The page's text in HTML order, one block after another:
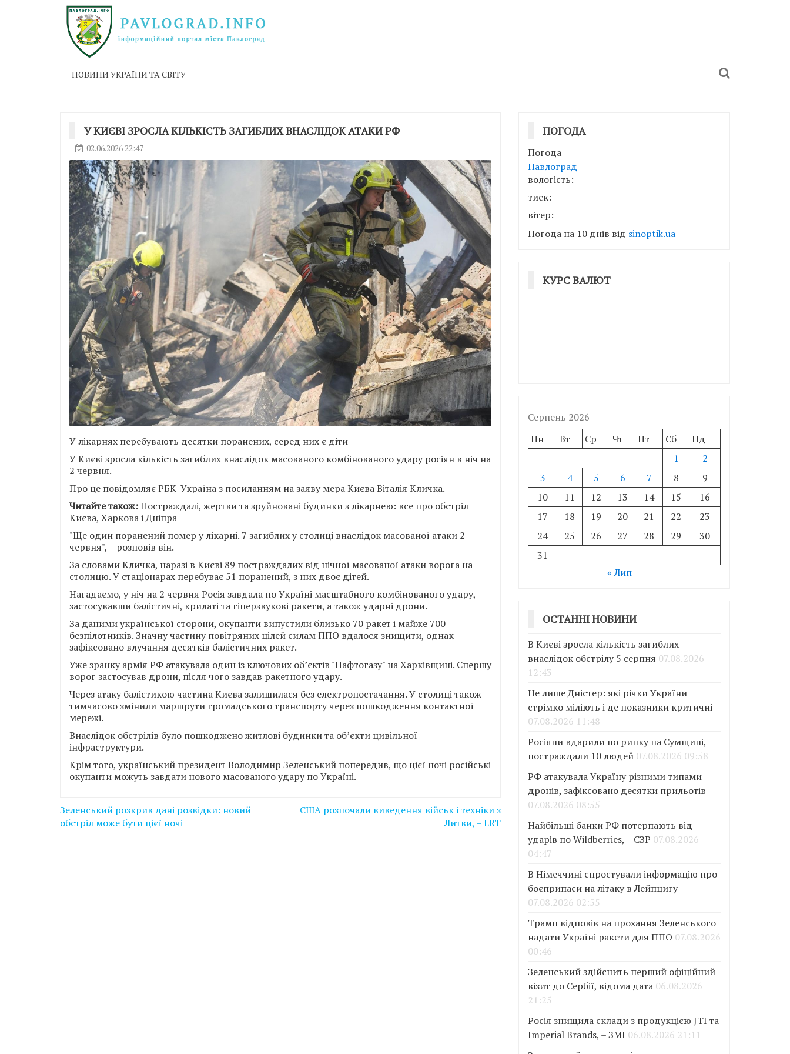
НОВИНИ УКРАЇНИ ТА СВІТУ
У КИЄВІ ЗРОСЛА КІЛЬКІСТЬ ЗАГИБЛИХ ВНАСЛІДОК АТАКИ РФ
02.06.2026 22:47
У лікарнях перебувають десятки поранених, серед них є діти
У Києві зросла кількість загиблих внаслідок масованого комбінованого удару росіян в ніч на
2 червня.
Про це повідомляє РБК-Україна з посиланням на заяву мера Києва Віталія Кличка.
Читайте також:Постраждалі, жертви та зруйновані будинки з лікарнею: все про обстріл
Києва, Харкова і Дніпра
"Ще один поранений помер у лікарні. 7 загиблих у столиці внаслідок масованої атаки 2
червня", – розповів він.
За словами Кличка, наразі в Києві 89 постраждалих від нічної масованої атаки ворога на
столицю. У стаціонарах перебуває 51 поранений, з них двоє дітей.
Нагадаємо, у ніч на 2 червня Росія завдала по Україні масштабного комбінованого удару,
застосувавши балістичні, крилаті та гіперзвукові ракети, а також ударні дрони.
За даними української сторони, окупанти випустили близько 70 ракет і майже 700
безпілотників. Значну частину повітряних цілей силам ППО вдалося знищити, однак
зафіксовано влучання десятків балістичних ракет.
Уже зранку армія РФ атакувала один із ключових об’єктів "Нафтогазу" на Харківщині. Спершу
ворог застосував дрони, після чого завдав ракетного удару.
Через атаку балістикою частина Києва залишилася без електропостачання. У столиці також
тимчасово змінили маршрути громадського транспорту через пошкодження контактної
мережі.
Внаслідок обстрілів було пошкоджено житлові будинки та об’єкти цивільної
інфраструктури.
Крім того, український президент Володимир Зеленський попередив, що цієї ночі російські
окупанти можуть завдати нового масованого удару по Україні.
Навігація
записів
Зеленський розкрив дані розвідки: новий
обстріл може бути цієї ночі
США розпочали виведення військ і техніки з
Литви, – LRT
ПОГОДА
Погода
Павлоград
вологість:
тиск:
вітер:
Погода на 10 днів від sinoptik.ua
КУРС ВАЛЮТ
Серпень 2026
Пн
Вт Ср Чт Пт Сб
Нд
1
2
3
4 5 6 7 8
9
10
11 12 13 14 15
16
17
18 19 20 21 22
23
24
25 26 27 28 29
30
31
« Лип
ОСТАННІ НОВИНИ
В Києві зросла кількість загиблих
внаслідок обстрілу 5 серпня 07.08.2026
12:43
Не лише Дністер: які річки України
стрімко міліють і де показники критичні
07.08.2026 11:48
Росіяни вдарили по ринку на Сумщині,
постраждали 10 людей 07.08.2026 09:58
РФ атакувала Україну різними типами
дронів, зафіксовано десятки прильотів
07.08.2026 08:55
Найбільші банки РФ потерпають від
ударів по Wildberries, – СЗР 07.08.2026
04:47
В Німеччині спростували інформацію про
боєприпаси на літаку в Лейпцигу
07.08.2026 02:55
Трамп відповів на прохання Зеленського
надати Україні ракети для ППО 07.08.2026
00:46
Зеленський здійснить перший офіційний
візит до Сербії, відома дата 06.08.2026
21:25
Росія знищила склади з продукцією JTI та
Imperial Brands, – ЗМІ 06.08.2026 21:11